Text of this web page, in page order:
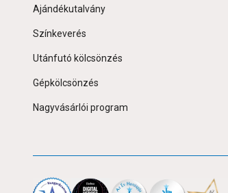
Ajándékutalvány
Színkeverés
Utánfutó kölcsönzés
Gépkölcsönzés
Nagyvásárlói program